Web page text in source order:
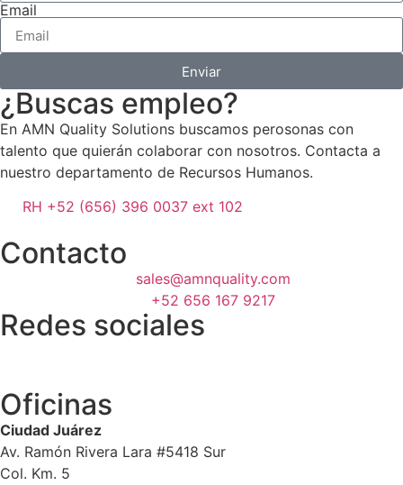
Email
Enviar
¿Buscas empleo?
En AMN Quality Solutions buscamos perosonas con
talento que quierán colaborar con nosotros. Contacta a
nuestro departamento de Recursos Humanos.
RH +52 (656) 396 0037 ext 102
Contacto
sales@amnquality.com
+52 656 167 9217
Redes sociales
Oficinas
Ciudad Juárez
Av. Ramón Rivera Lara #5418 Sur
Col. Km. 5